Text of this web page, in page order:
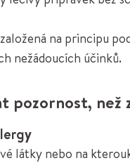
na principu
nežádoucích účinků.
pozornost,
látky nebo na